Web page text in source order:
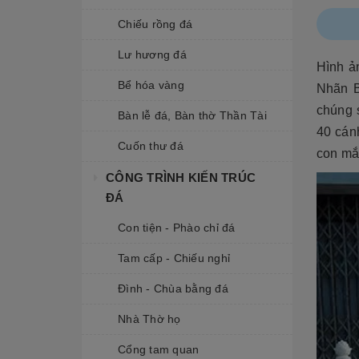
Chiếu rồng đá
Lư hương đá
Bể hóa vàng
Bàn lễ đá, Bàn thờ Thần Tài
Cuốn thư đá
CÔNG TRÌNH KIẾN TRÚC
ĐÁ
Con tiện - Phào chỉ đá
Tam cấp - Chiếu nghỉ
Đình - Chùa bằng đá
Nhà Thờ họ
Cổng tam quan
Hình
Nhãn
chúng
40
con